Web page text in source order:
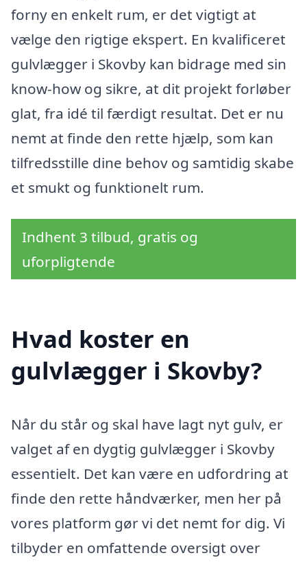
forny en enkelt rum, er det vigtigt at
vælge den rigtige ekspert. En kvalificeret
gulvlægger i Skovby kan bidrage med sin
know-how og sikre, at dit projekt forløber
glat, fra idé til færdigt resultat. Det er nu
nemt at finde den rette hjælp, som kan
tilfredsstille dine behov og samtidig skabe
et smukt og funktionelt rum.
Indhent 3 tilbud, gratis og
uforpligtende
Hvad koster en
gulvlægger i Skovby?
Når du står og skal have lagt nyt gulv, er
valget af en dygtig gulvlægger i Skovby
essentielt. Det kan være en udfordring at
finde den rette håndværker, men her på
vores platform gør vi det nemt for dig. Vi
tilbyder en omfattende oversigt over